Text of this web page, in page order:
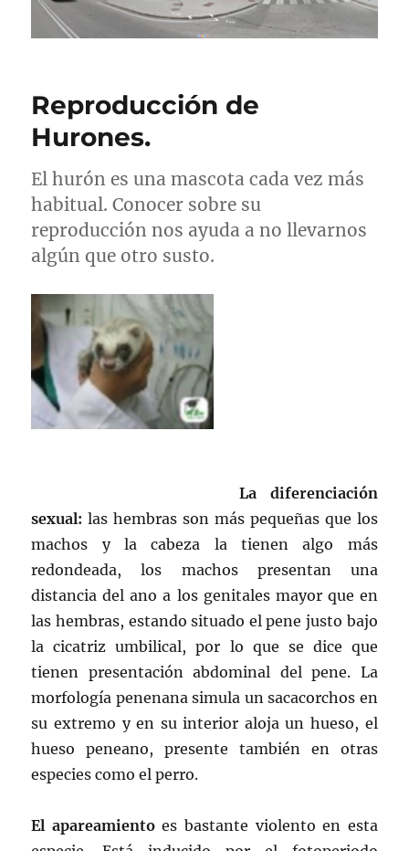
Reproducción de
Hurones.
El hurón es una mascota cada vez más
habitual. Conocer sobre su
reproducción nos ayuda a no llevarnos
algún que otro susto.
La diferenciación
sexual: las hembras son más pequeñas que los
machos y la cabeza la tienen algo más
redondeada, los machos presentan una
distancia del ano a los genitales mayor que en
las hembras, estando situado el pene justo bajo
la cicatriz umbilical, por lo que se dice que
tienen presentación abdominal del pene. La
morfología penenana simula un sacacorchos en
su extremo y en su interior aloja un hueso, el
hueso peneano, presente también en otras
especies como el perro.
El apareamientoes bastante violento en esta